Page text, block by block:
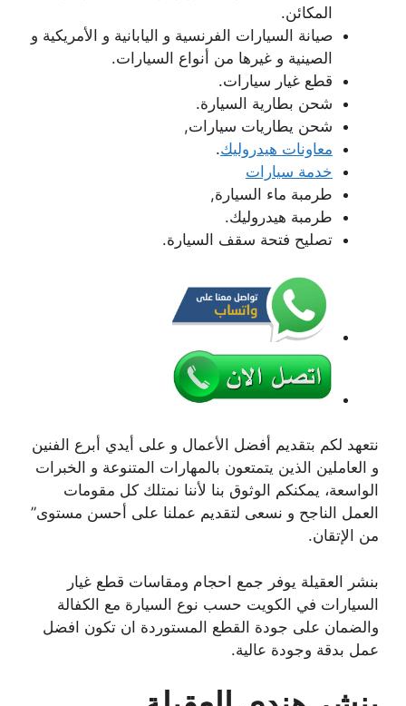
المكائن.
صيانة السيارات الفرنسية و اليابانية و الأمريكية و
الصينية و غيرها من أنواع السيارات.
قطع غيار سيارات.
شحن بطارية السيارة.
شحن يطاريات سيارات,
معاونات هيدروليك.
خدمة سيارات
طرمبة ماء السيارة,
طرمبة هيدروليك.
تصليح فتحة سقف السيارة.
نتعهد لكم بتقديم أفضل الأعمال و على أيدي أبرع الفنين
و العاملين الذين يتمتعون بالمهارات المتنوعة و الخبرات
الواسعة، يمكنكم الوثوق بنا لأننا نمتلك كل مقومات
العمل الناجح و نسعى لتقديم عملنا على أحسن مستوى”
من الإتقان.
بنشر العقيلة يوفر جمع احجام ومقاسات قطع غيار
السيارات في الكويت حسب نوع السيارة مع الكفالة
والضمان على جودة القطع المستوردة ان تكون افضل
عمل بدقة وجودة عالية.